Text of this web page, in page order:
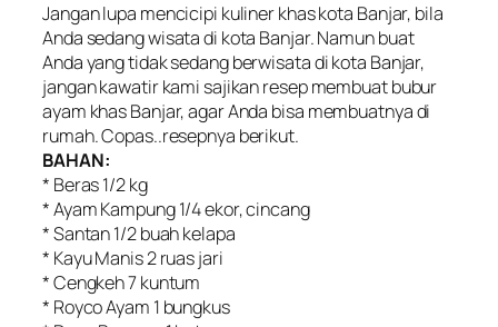
Jangan lupa mencicipi kuliner khas kota Banjar, bila
Anda sedang wisata di kota Banjar. Namun buat
Anda yang tidak sedang berwisata di kota Banjar,
jangan kawatir kami sajikan resep membuat bubur
ayam khas Banjar, agar Anda bisa membuatnya di
rumah. Copas..resepnya berikut.
BAHAN:
* Beras 1/2 kg
* Ayam Kampung 1/4 ekor, cincang
* Santan 1/2 buah kelapa
* Kayu Manis 2 ruas jari
* Cengkeh 7 kuntum
* Royco Ayam 1 bungkus